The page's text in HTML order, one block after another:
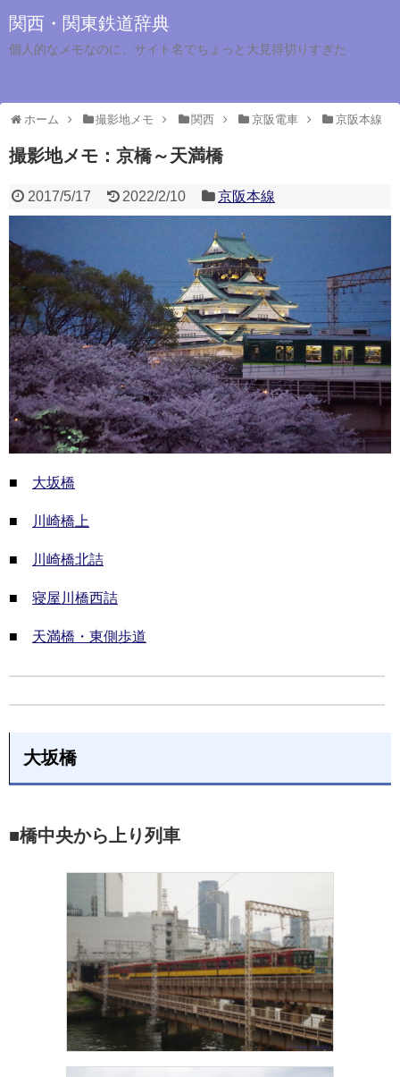
関西・関東鉄道辞典
個人的なメモなのに、サイト名でちょっと大見得切りすぎた
ホーム 撮影地メモ 関西 京阪電車 京阪本線
撮影地メモ：京橋～天満橋
2017/5/17 2022/2/10 京阪本線
■ 大坂橋
■ 川崎橋上
■ 川崎橋北詰
■ 寝屋川橋西詰
■ 天満橋・東側歩道
大坂橋
■橋中央から上り列車